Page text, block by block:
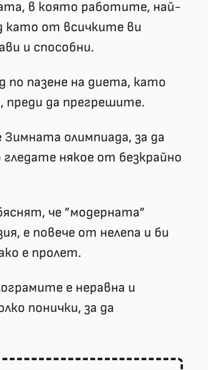
в която работите, най-
като от всичките ви
и способни.
пазене на диета, като
да прегрешите.
олимпиада, за да
някое от безкрайно
че ”модерната”
е повече от нелепа и би
е пролет.
е неравна и
понички, за да